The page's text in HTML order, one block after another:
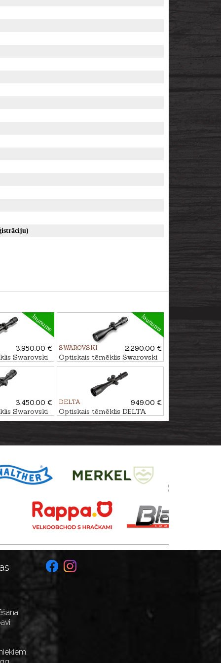
Jaunums
3,950.00 €
Swarovski
SR 4A-I
Jaunums
SWAROVSKI
2,290.00 €
Optiskais tēmēklis Swarovski
Z6i 2.5-15x50 P BT L 4A-I
3,450.00 €
Swarovski
P SR - 4A-I
DELTA
949.00 €
Optiskais tēmēklis DELTA
JAVELIN 4.5-30x56 SMR-1